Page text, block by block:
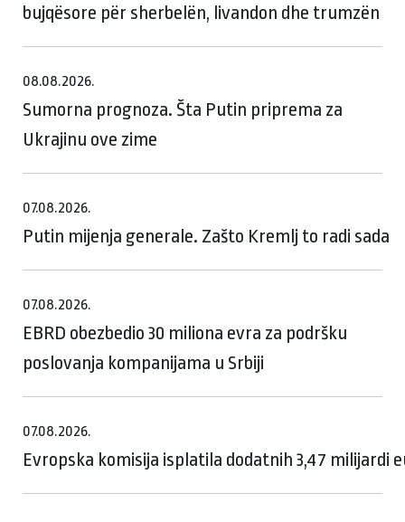
bujqësore për sherbelën, livandon dhe trumzën
08.08.2026.
Sumorna prognoza. Šta Putin priprema za
Ukrajinu ove zime
07.08.2026.
Putin mijenja generale. Zašto Kremlj to radi sada
07.08.2026.
EBRD obezbedio 30 miliona evra za podršku
poslovanja kompanijama u Srbiji
07.08.2026.
Evropska komisija isplatila dodatnih 3,47 milijardi